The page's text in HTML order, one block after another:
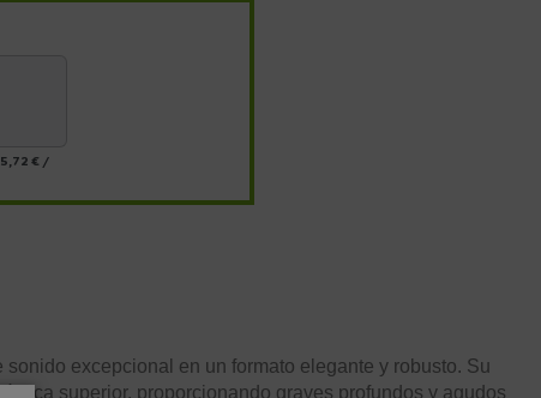
€ /
excepcional en un formato elegante y robusto. Su
superior, proporcionando graves profundos y agudos